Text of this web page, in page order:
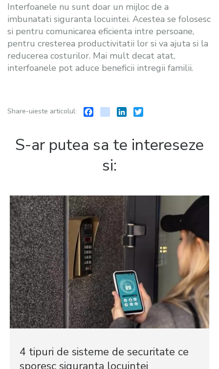
Interfoanele nu sunt doar un mijloc de a
imbunatati siguranta locuintei. Acestea se folosesc
si pentru comunicarea eficienta intre persoane,
pentru cresterea productivitatii lor si va ajuta si la
reducerea costurilor. Mai mult decat atat,
interfoanele pot aduce beneficii intregii familii.
Share-uieste articolul: Facebookinstagram
LinkedIn
S-ar putea sa te intereseze
si:
4 tipuri de sisteme de securitate ce